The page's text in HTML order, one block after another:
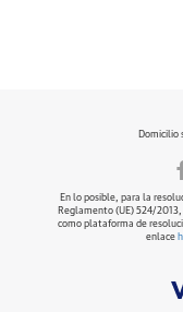
Domicilio
En lo posible, para la
Reglamento (UE) 524/
como plataforma de
enlace